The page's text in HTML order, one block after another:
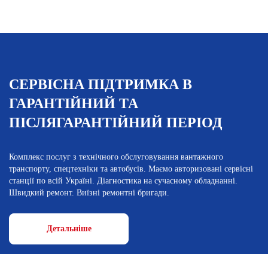
СЕРВІСНА ПІДТРИМКА В
ГАРАНТІЙНИЙ ТА
ПІСЛЯГАРАНТІЙНИЙ ПЕРІОД
Комплекс послуг з технічного обслуговування вантажного
транспорту, спецтехніки та автобусів. Маємо авторизовані сервісні
станції по всій Україні. Діагностика на сучасному обладнанні.
Швидкий ремонт. Виїзні ремонтні бригади.
Детальніше